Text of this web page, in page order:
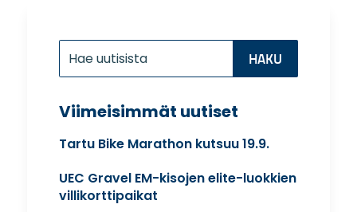
Etsi:
for...
Viimeisimmät uutiset
Tartu Bike Marathon kutsuu 19.9.
UEC Gravel EM-kisojen elite-luokkien
villikorttipaikat